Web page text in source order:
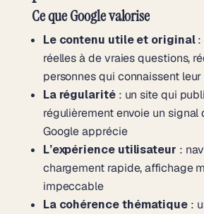
Ce que Google valorise
Le contenu utile et original:
réelles à de vraies questions,
personnes qui connaissent
La régularité: un site qui
régulièrement envoie un signal
Google apprécie
L’expérience utilisateur :
chargement rapide, affichage
impeccable
La cohérence thématique: